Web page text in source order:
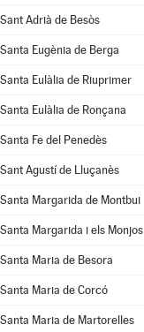
Sant Adrià de Besòs
Santa Eugènia de Berga
Santa Eulàlia de Riuprimer
Santa Eulàlia de Ronçana
Santa Fe del Penedès
Sant Agustí de Lluçanès
Santa Margarida de Montbui
Santa Margarida i els Monjos
Santa Maria de Besora
Santa Maria de Corcó
Santa Maria de Martorelles